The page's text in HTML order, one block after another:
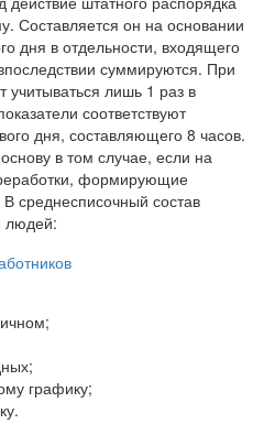
Составляется он на основании
дня в отдельности, входящего
суммируются. При
учитываться лишь 1 раз в
соответствуют
дня, составляющего 8 часов.
в том случае, если на
формирующие
среднесписочный состав
людей:
графику;